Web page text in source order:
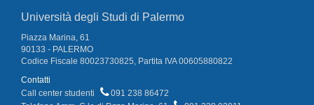
Università degli Studi di Palermo
Piazza Marina, 61
90133 - PALERMO
Codice Fiscale 80023730825, Partita IVA 00605880822
Contatti
Call center studenti
091 238 86472